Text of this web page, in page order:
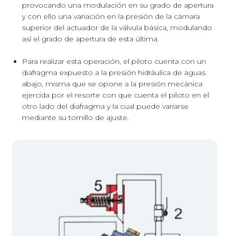
provocando una modulación en su grado de apertura
y con ello una variación en la presión de la cámara
superior del actuador de la válvula básica, modulando
así el grado de apertura de esta última.
Para realizar esta operación, el piloto cuenta con un
diafragma expuesto a la presión hidráulica de aguas
abajo, misma que se opone a la presión mecánica
ejercida por el resorte con que cuenta el piloto en el
otro lado del diafragma y la cual puede variarse
mediante su tornillo de ajuste.